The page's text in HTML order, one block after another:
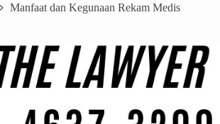
Manfaat dan Kegunaan Rekam Medis